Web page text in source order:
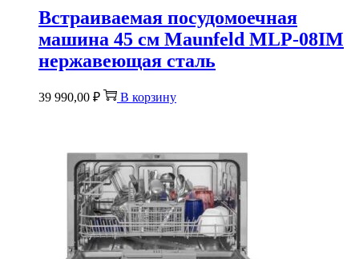
Встраиваемая посудомоечная
машина 45 см Maunfeld MLP-08IM
нержавеющая сталь
39 990,00 ₽ В корзину